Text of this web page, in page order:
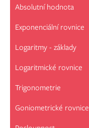
Absolutní hodnota
Exponenciální rovnice
Logaritmy - základy
Logaritmické rovnice
Trigonometrie
Goniometrické rovnice